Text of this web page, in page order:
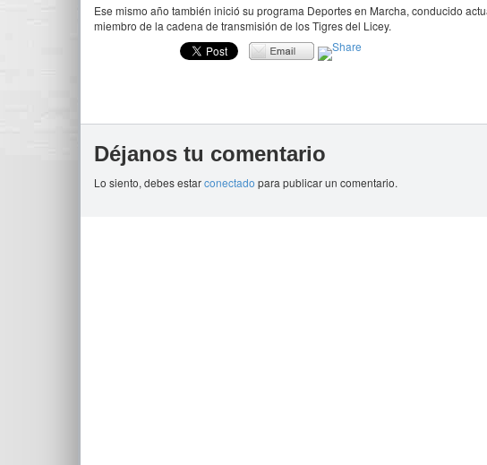
Ese mismo año también inició su programa Deportes en Marcha, conducido
miembro de la cadena de transmisión de los Tigres del Licey.
Déjanos tu comentario
Lo siento, debes estarconectado para publicar un comentario.